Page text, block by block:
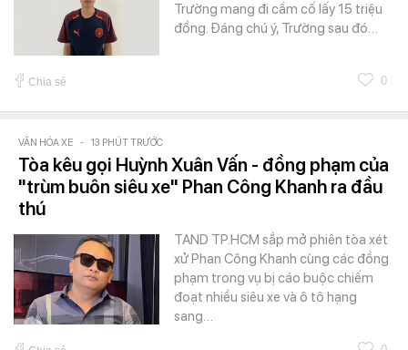
Trường mang đi cầm cố lấy 15 triệu
đồng. Đáng chú ý, Trường sau đó…
Chia sẻ 0
VĂN HÓA XE - 13 PHÚT TRƯỚC
Tòa kêu gọi Huỳnh Xuân Vấn - đồng phạm của
"trùm buôn siêu xe" Phan Công Khanh ra đầu
thú
TAND TP.HCM sắp mở phiên tòa xét
xử Phan Công Khanh cùng các đồng
phạm trong vụ bị cáo buộc chiếm
đoạt nhiều siêu xe và ô tô hạng
sang…